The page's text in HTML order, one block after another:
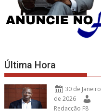
Última Hora
30 de Janeiro
de 2026
Redacção F8